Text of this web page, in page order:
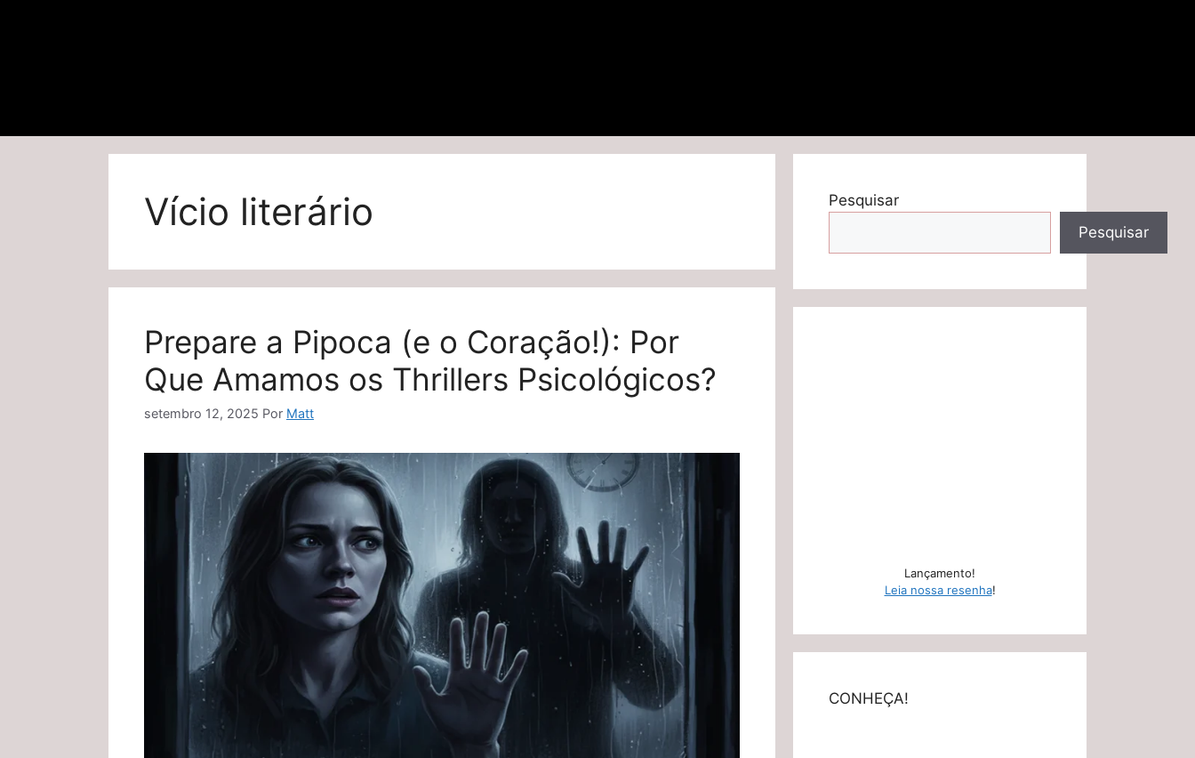
Vício literário
Prepare a Pipoca (e o Coração!): Por
Que Amamos os Thrillers Psicológicos?
setembro 12, 2025 Por Matt
Pesquisar
Pesquisar
Lançamento!
Leia nossa resenha!
CONHEÇA!